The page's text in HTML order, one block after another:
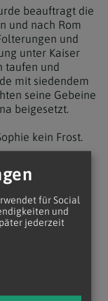
beauftragt die
und nach Rom
und
unter Kaiser
taufen und
mit siedendem
seine Gebeine
beigesetzt.
kein Frost.
unter
mit denen
Sophie.
ganz gern noch
für Social
und
jederzeit